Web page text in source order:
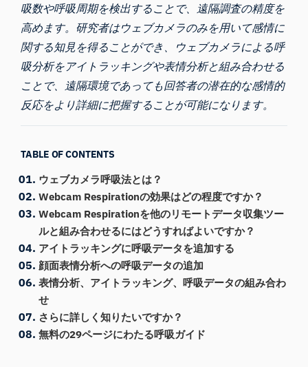
吸数や呼吸周期を検出することで、遠隔調査の精度を
高めます。研究者はウェブカメラのみを用いて感情に
関する知見を得ることができ、ウェブカメラによる呼
吸分析をアイトラッキングや表情分析と組み合わせる
ことで、遠隔環境であっても回答者の潜在的な感情的
反応をより詳細に把握することが可能になります。
TABLE OF CONTENTS
ウェブカメラ呼吸法とは？
Webcam Respirationの効果はどの程度ですか？
Webcam Respirationを他のリモートデータ収集ツー
ルと組み合わせるにはどうすればよいですか？
アイトラッキングに呼吸データを追加する
顔面表情分析への呼吸データの追加
表情分析、アイトラッキング、呼吸データの組み合わ
せ
さらに詳しく知りたいですか？
無料の29ページにわたる呼吸ガイド